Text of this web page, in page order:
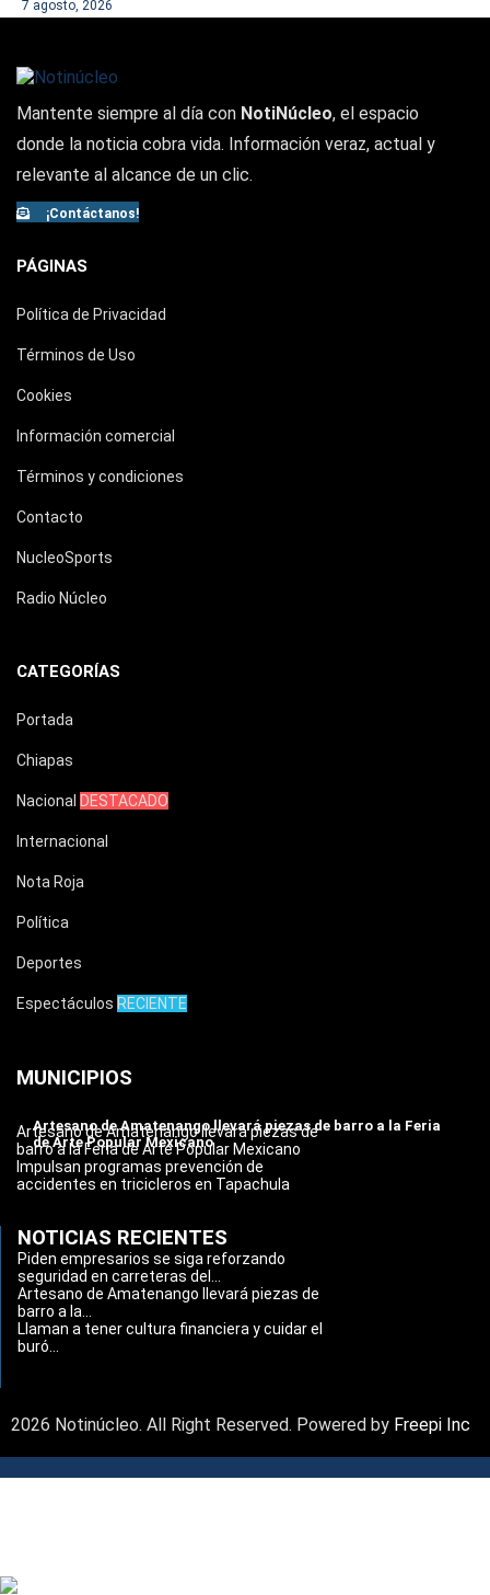
7 agosto, 2026
Mantente siempre al día con NotiNúcleo, el espacio
donde la noticia cobra vida. Información veraz, actual y
relevante al alcance de un clic.
¡Contáctanos!
PÁGINAS
Política de Privacidad
Términos de Uso
Cookies
Información comercial
Términos y condiciones
Contacto
NucleoSports
Radio Núcleo
CATEGORÍAS
Portada
Chiapas
Nacional DESTACADO
Internacional
Nota Roja
Política
Deportes
Espectáculos RECIENTE
MUNICIPIOS
Artesano de Amatenango llevará piezas de barro a la Feria
de Arte Popular Mexicano
Artesano de Amatenango llevará piezas de
barro a la Feria de Arte Popular Mexicano
Impulsan programas prevención de
accidentes en tricicleros en Tapachula
NOTICIAS RECIENTES
Piden empresarios se siga reforzando
seguridad en carreteras del...
Artesano de Amatenango llevará piezas de
barro a la...
Llaman a tener cultura financiera y cuidar el
buró...
2026 Notinúcleo. All Right Reserved. Powered by Freepi Inc